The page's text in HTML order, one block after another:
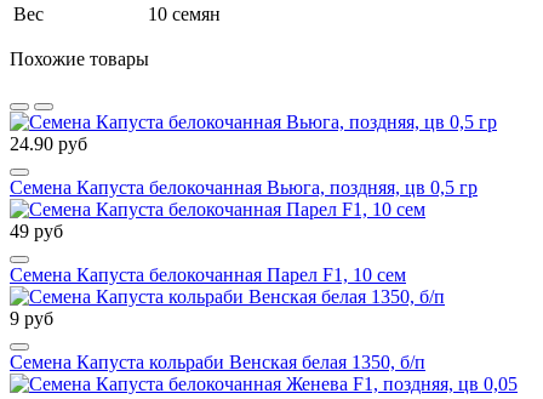
Вес
10 семян
Похожие товары
24.90 руб
Семена Капуста белокочанная Вьюга, поздняя, цв 0,5 гр
49 руб
Семена Капуста белокочанная Парел F1, 10 сем
9 руб
Семена Капуста кольраби Венская белая 1350, б/п